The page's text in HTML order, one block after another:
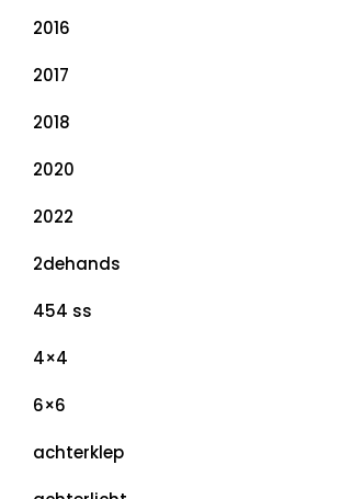
2016
2017
2018
2020
2022
2dehands
454 ss
4×4
6×6
achterklep